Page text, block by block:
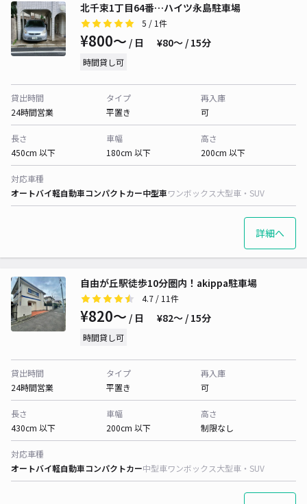
北千束1丁目64番…ハイツ永島駐車場
5 / 1件
¥800〜 / 日 ¥80〜 / 15分
時間貸し可
貸出時間
24時間営業
タイプ
平置き
再入庫
可
長さ
450cm 以下
車幅
180cm 以下
高さ
200cm 以下
対応車種
オートバイ軽自動車コンパクトカー中型車ワンボックス大型車・SUV
詳細へ
自由が丘駅徒歩10分圏内！akippa駐車場
4.7 / 11件
¥820〜 / 日 ¥82〜 / 15分
時間貸し可
貸出時間
24時間営業
タイプ
平置き
再入庫
可
長さ
430cm 以下
車幅
200cm 以下
高さ
制限なし
対応車種
オートバイ軽自動車コンパクトカー中型車ワンボックス大型車・SUV